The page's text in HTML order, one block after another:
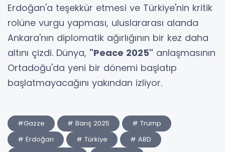
Erdoğan'a teşekkür etmesi ve Türkiye'nin kritik
rolüne vurgu yapması, uluslararası alanda
Ankara'nın diplomatik ağırlığının bir kez daha
altını çizdi. Dünya, "Peace 2025" anlaşmasının
Ortadoğu'da yeni bir dönemi başlatıp
başlatmayacağını yakından izliyor.
#Gazze # Barış 2025
# Trump
# Erdoğan
# Türkiye
# ABD